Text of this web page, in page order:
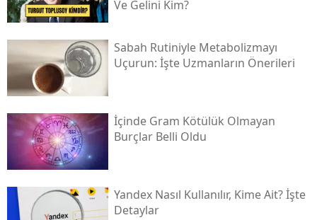
Ve Gelini Kim?
Sabah Rutiniyle Metabolizmayı
Uçurun: İşte Uzmanların Önerileri
İçinde Gram Kötülük Olmayan
Burçlar Belli Oldu
Yandex Nasıl Kullanılır, Kime Ait? İşte
Detaylar